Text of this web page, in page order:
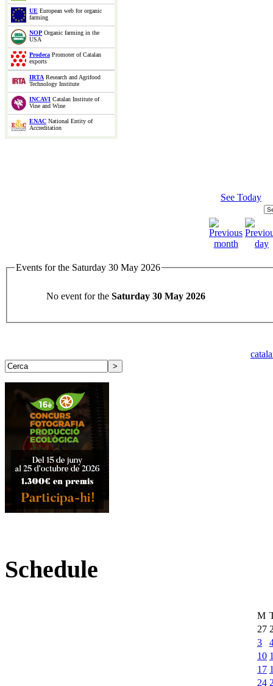
UE European web for organic
farming
NOP Organic farming in the
USA
Prodeca Promoter of Catalan
exports
IRTA Research and Agrifood
Technology Institute
INCAVI Catalan Institute of
Vine and Wine
ENAC National Entity of
Accreditation
See Today
Events for the Saturday 30 May 2026
No event for the Saturday 30 May 2026
Schedule
M
27
3
10
17
24